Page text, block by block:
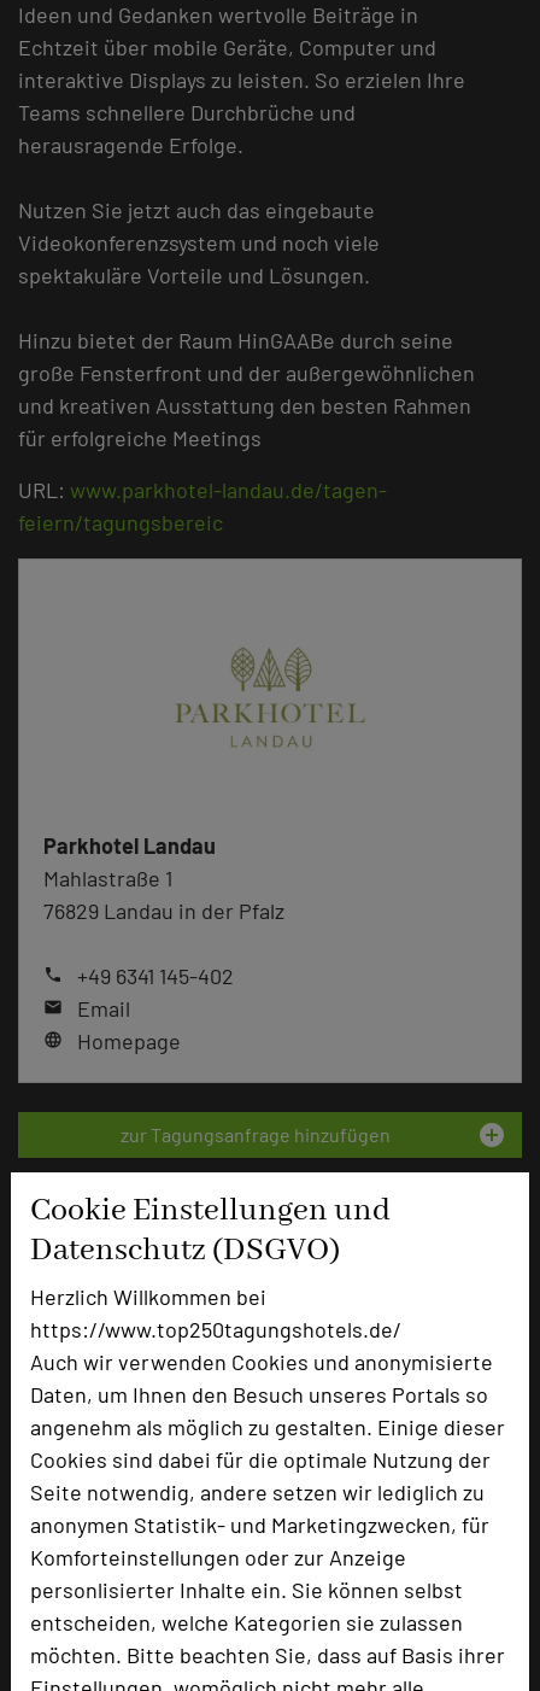
Cookie Einstellungen und
Datenschutz (DSGVO)
Herzlich Willkommen bei
https://www.top250tagungshotels.de/
Auch wir verwenden Cookies und anonymisierte
Daten, um Ihnen den Besuch unseres Portals so
angenehm als möglich zu gestalten. Einige dieser
Cookies sind dabei für die optimale Nutzung der
Seite notwendig, andere setzen wir lediglich zu
anonymen Statistik- und Marketingzwecken, für
Komforteinstellungen oder zur Anzeige
personlisierter Inhalte ein. Sie können selbst
entscheiden, welche Kategorien sie zulassen
möchten. Bitte beachten Sie, dass auf Basis ihrer
Ideen und Gedanken wertvolle Beiträge in
Echtzeit über mobile Geräte, Computer und
interaktive Displays zu leisten. So erzielen Ihre
Teams schnellere Durchbrüche und
herausragende Erfolge.
Nutzen Sie jetzt auch das eingebaute
Videokonferenzsystem und noch viele
spektakuläre Vorteile und Lösungen.
Hinzu bietet der Raum HinGAABe durch seine
große Fensterfront und der außergewöhnlichen
und kreativen Ausstattung den besten Rahmen
für erfolgreiche Meetings
URL: www.parkhotel-landau.de/tagen-
feiern/tagungsbereic
Parkhotel Landau
Mahlastraße 1
76829 Landau in der Pfalz
phone +49 6341 145-402
mail Email
language Homepage
zur Tagungsanfrage hinzufügen add_circle
Bewertung
Tagungsplaner
Tagungsleiter
Hotel bewerten
Hoteldaten
Max. Tagungskapazität (Personen)